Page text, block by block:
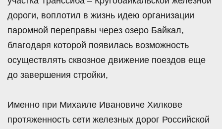
дороги, воплотил в жизнь идею организации
паромной переправы через озеро Байкал,
благодаря которой появилась возможность
осуществлять сквозное движение поездов еще
до завершения стройки,
Именно при Михаиле Ивановиче Хилкове
протяженность сети железных дорог Российской